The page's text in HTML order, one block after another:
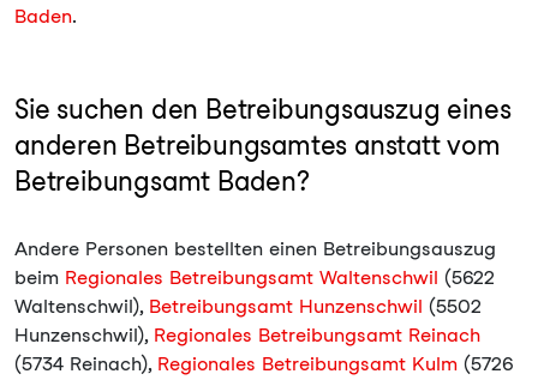
Baden.
Sie suchen den Betreibungsauszug eines
anderen Betreibungsamtes anstatt vom
Betreibungsamt Baden?
Andere Personen bestellten einen Betreibungsauszug
beim Regionales Betreibungsamt Waltenschwil (5622
Waltenschwil), Betreibungsamt Hunzenschwil (5502
Hunzenschwil), Regionales Betreibungsamt Reinach
(5734 Reinach), Regionales Betreibungsamt Kulm (5726